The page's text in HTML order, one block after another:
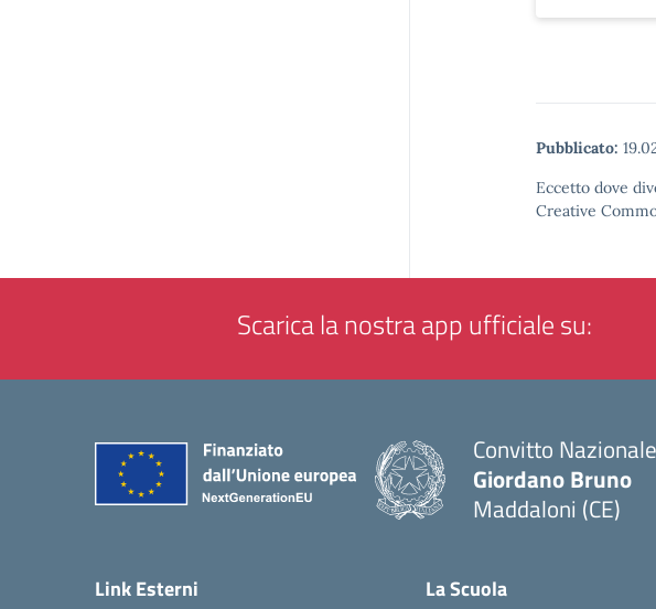
Pubblicato:
Eccetto dove
Creative
Scarica la nostra app ufficiale su:
Convitto
Giordano Bruno
Maddaloni (CE)
Link Esterni La Scuola